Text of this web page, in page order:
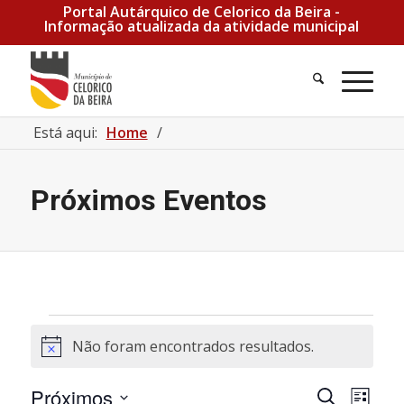
Portal Autárquico de Celorico da Beira -
Informação atualizada da atividade municipal
Pesquisa
Está aqui: Home /
Próximos Eventos
AvisoNão foram encontrados resultados.
Pesquisar
Próximos